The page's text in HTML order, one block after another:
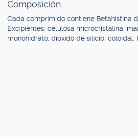
Composición.
Cada comprimido contiene Betahistina
Excipientes: celulosa microcristalina,
monohidrato, dióxido de silicio, coloidal,